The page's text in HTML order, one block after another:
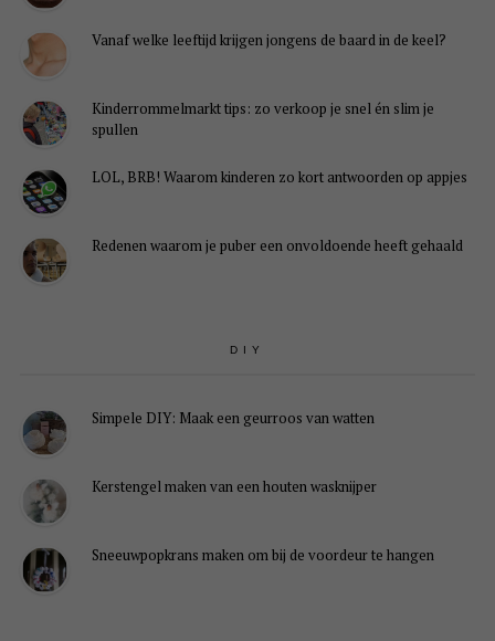
Vanaf welke leeftijd krijgen jongens de baard in de keel?
Kinderrommelmarkt tips: zo verkoop je snel én slim je
spullen
LOL, BRB! Waarom kinderen zo kort antwoorden op appjes
Redenen waarom je puber een onvoldoende heeft gehaald
DIY
Simpele DIY: Maak een geurroos van watten
Kerstengel maken van een houten wasknijper
Sneeuwpopkrans maken om bij de voordeur te hangen